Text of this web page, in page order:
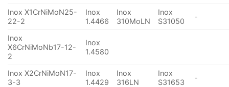
Inox X1CrNiMoN25-
22-2
Inox
1.4466
Inox
310MoLN
Inox
S31050
-
Inox
X6CrNiMoNb17-12-
2
Inox
1.4580
Inox X2CrNiMoN17-
3-3
Inox
1.4429
Inox
316LN
Inox
S31653
-